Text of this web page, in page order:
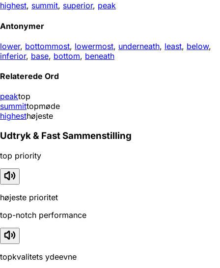
highest, summit, superior, peak
Antonymer
lower, bottommost, lowermost, underneath, least, below,
inferior, base, bottom, beneath
Relaterede Ord
peaktop
summittopmøde
highesthøjeste
Udtryk & Fast Sammenstilling
top priority
højeste prioritet
top-notch performance
topkvalitets ydeevne